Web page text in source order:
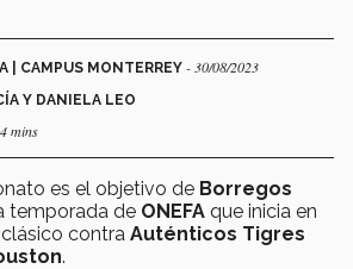
| CAMPUS MONTERREY - 30/08/2023
Y DANIELA LEO
mins
es el objetivo de Borregos
temporada de ONEFA que inicia en
contra Auténticos Tigres
.